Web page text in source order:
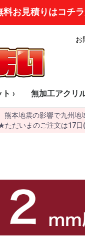
料お見積りはコチ
お
透明板 フリーカット
透明板 無加工大判
透明板 1mm厚
透明板 1.5mm厚
透明板 2mm厚
透明板 3mm厚
透明板 4mm厚
透明板 5mm厚
透明板 8mm厚
透明板 10mm厚
透明板 15mm厚
透明板 20mm厚
UV印刷用
ミラー板 2mm厚
ミラー板 3mm厚
ミラー板 5mm厚
カラー板 2mm厚
カラー板 3mm厚
カラー板 4mm厚
カラー板 5mm厚
カラー板 8mm厚
カラー板 10mm厚
ラメ
ホログラム・オーロラ
雲柄 (ミュアシリーズ)
蓄光
› 無加工アクリ
サブロク
メーター
定尺
熊本地震の影響で九州地
ただいまのご注文は17日